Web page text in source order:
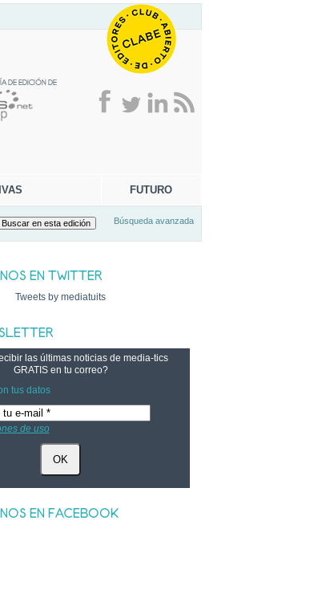
FUTURO
Búsqueda avanzada
Tweets by mediatuits
las últimas noticias de media-tics
GRATISen tu correo?
tus datos
de uso